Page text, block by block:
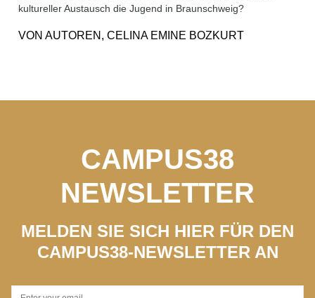
kultureller Austausch die Jugend in Braunschweig?
VON AUTOREN, CELINA EMINE BOZKURT
CAMPUS38
NEWSLETTER
MELDEN SIE SICH HIER FÜR DEN
CAMPUS38-NEWSLETTER AN